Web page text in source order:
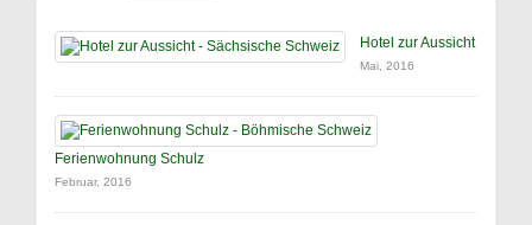
Hotel zur Aussicht
Mai, 2016
Ferienwohnung Schulz
Februar, 2016